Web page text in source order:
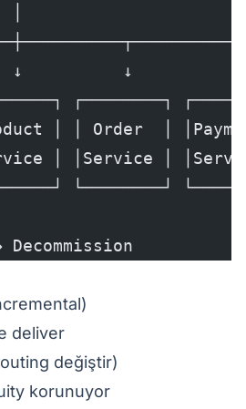
↓          ↓          ↓
┌────────┐
│ │ Order  │
│ │Service │
└────────┘
deliver
değiştir)
korunuyor